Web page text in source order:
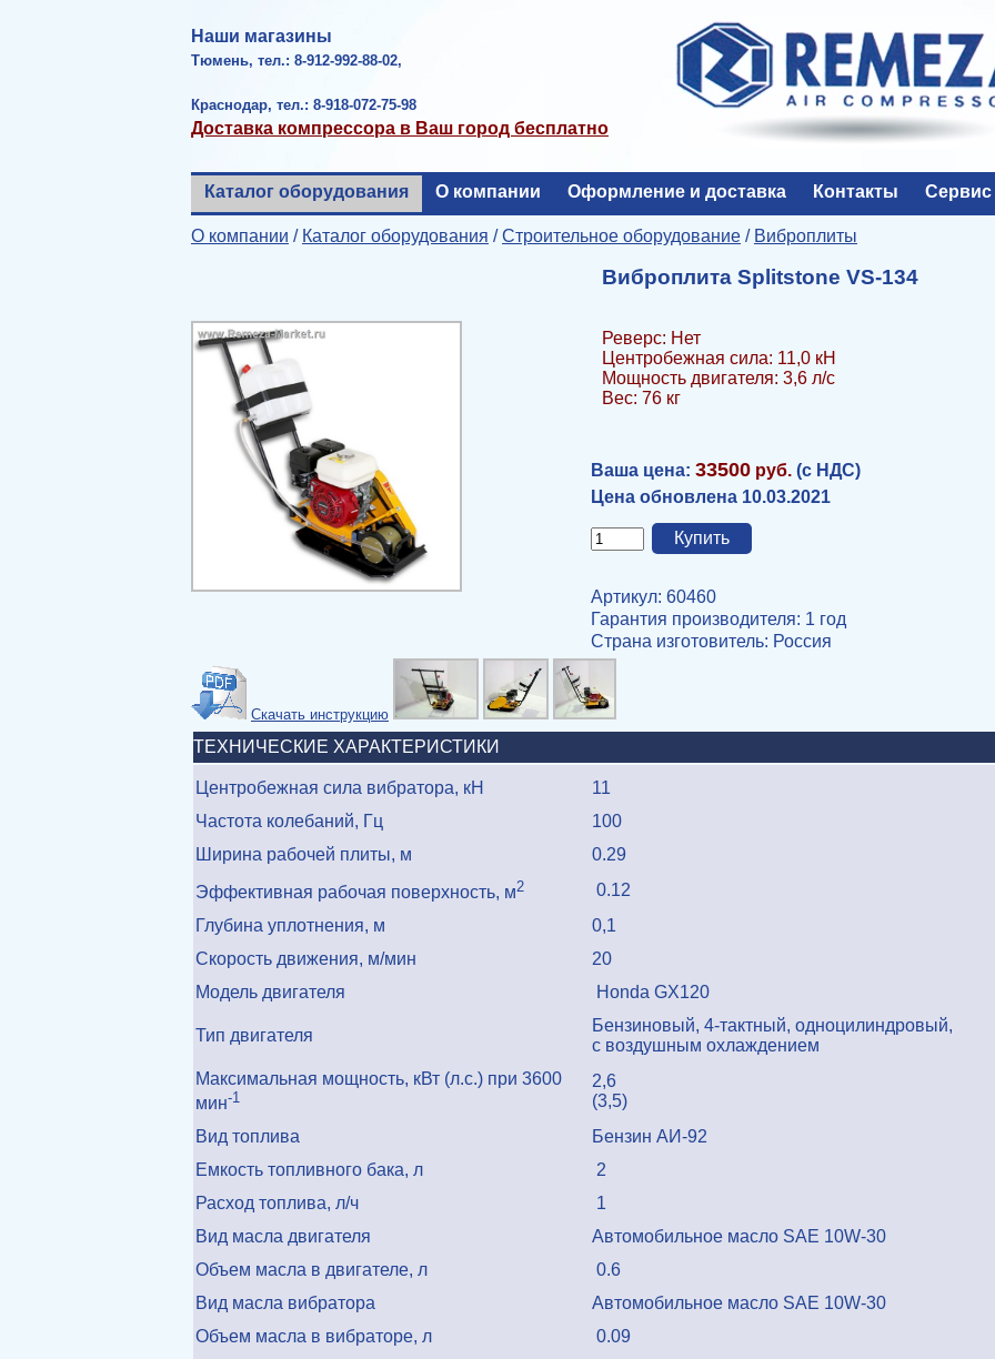
Наши магазины
Тюмень, тел.: 8-912-992-88-02,
Краснодар, тел.: 8-918-072-75-98
Доставка компрессора в Ваш город бесплатно
Каталог оборудования О компании Оформление и доставка Контакты Сервис
О компании / Каталог оборудования /Строительное оборудование / Виброплиты
Виброплита Splitstone VS-134
Реверс: Нет
Центробежная сила: 11,0 кН
Мощность двигателя: 3,6 л/с
Вес: 76 кг
Ваша цена: 33500 руб. (с НДС)
Цена обновлена 10.03.2021
Артикул: 60460
Гарантия производителя: 1 год
Страна изготовитель: Россия
Скачать инструкцию
ТЕХНИЧЕСКИЕ ХАРАКТЕРИСТИКИ
Центробежная сила вибратора, кН
11
Частота колебаний, Гц
100
Ширина рабочей плиты, м
0.29
Эффективная рабочая поверхность, м2
0.12
Глубина уплотнения, м
0,1
Скорость движения, м/мин
20
Модель двигателя
Honda GX120
Тип двигателя
Бензиновый, 4-тактный, одноцилиндровый,
с воздушным охлаждением
Максимальная мощность, кВт (л.с.) при 3600
мин-1
2,6
(3,5)
Вид топлива
Бензин АИ-92
Емкость топливного бака, л
2
Расход топлива, л/ч
1
Вид масла двигателя
Автомобильное масло SAE 10W-30
Объем масла в двигателе, л
0.6
Вид масла вибратора
Автомобильное масло SAE 10W-30
Объем масла в вибраторе, л
0.09